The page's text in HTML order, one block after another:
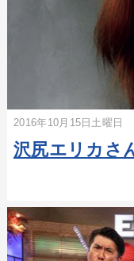
2016年10月15日土曜日
沢尻エリカさ